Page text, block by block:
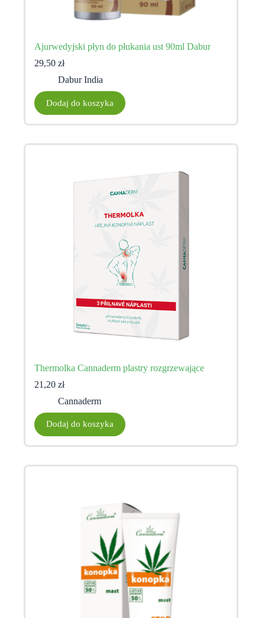
Ajurwedyjski płyn do płukania ust 90ml Dabur
29,50 zł
Dabur India
Dodaj do koszyka
Thermolka Cannaderm plastry rozgrzewające
21,20 zł
Cannaderm
Dodaj do koszyka